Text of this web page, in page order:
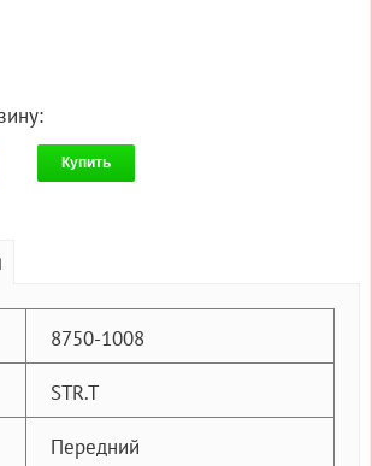
Купить
8750-1008
STR.T
Передний